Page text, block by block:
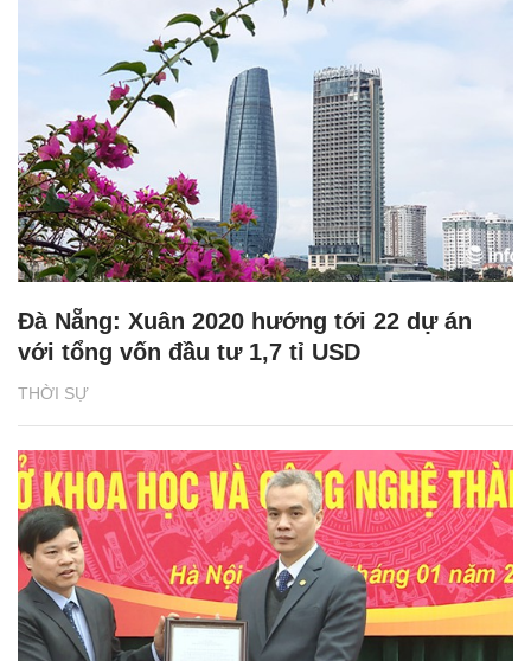
THỜI SỰ
Đà Nẵng: Xuân 2020 hướng tới 22 dự án
với tổng vốn đầu tư 1,7 tỉ USD